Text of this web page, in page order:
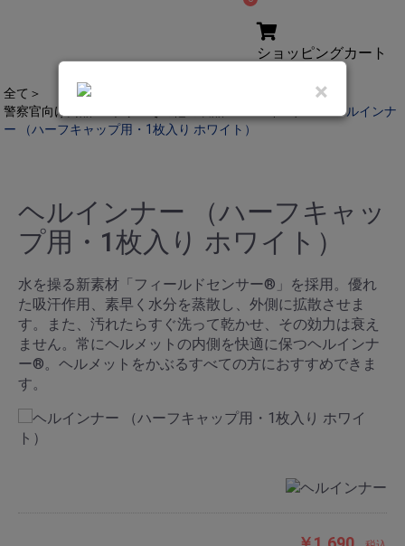
ショッピングカート
全て ＞ ×
警察官向け商品
ヘルインナ
ー （ハーフキャップ用・1枚入り ホワイト）
ヘルインナー （ハーフキャッ
プ用・1枚入り ホワイト）
水を操る新素材「フィールドセンサー®」を採用。優れ
た吸汗作用、素早く水分を蒸散し、外側に拡散させま
す。また、汚れたらすぐ洗って乾かせ、その効力は衰え
ません。常にヘルメットの内側を快適に保つヘルインナ
ー®。ヘルメットをかぶるすべての方におすすめできま
す。